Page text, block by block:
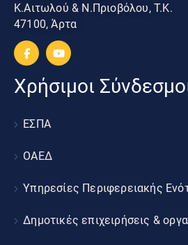
Κ.Αιτωλού & Ν.Πριοβόλου, Τ.Κ.
47100, Άρτα
Χρήσιμοι
ΕΣΠΑ
ΟΑΕΔ
Υπηρεσίες Περιφερειακής
Δημοτικές επιχειρήσεις &